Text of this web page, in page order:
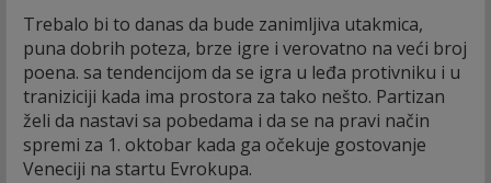
Trebalo bi to danas da bude zanimljiva utakmica,
puna dobrih poteza, brze igre i verovatno na veći broj
poena. sa tendencijom da se igra u leđa protivniku i u
traniziciji kada ima prostora za tako nešto. Partizan
želi da nastavi sa pobedama i da se na pravi način
spremi za 1. oktobar kada ga očekuje gostovanje
Veneciji na startu Evrokupa.